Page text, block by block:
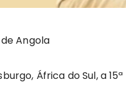
Angola
África do Sul, a